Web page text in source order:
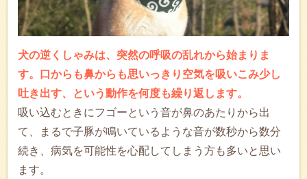
犬の逆くしゃみは、突然の呼吸の乱れから始まりま
す。口からも鼻からも思いっきり空気を吸いこみ少し
吐き出す、という動作を何度も繰り返します。
吸い込むときにフゴーという音が鼻のあたりから出
て、まるで子豚が鳴いているような音が数秒から数分
続き、病気を可能性を心配してしまう方も多いと思い
ます。